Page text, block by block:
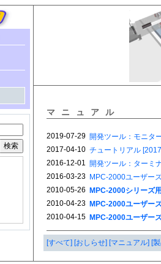
マニュアル
[すべて] [おしらせ] [マニュアル] [